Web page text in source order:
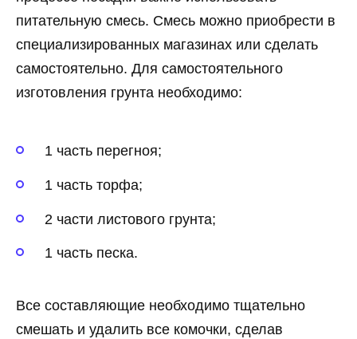
питательную смесь. Смесь можно приобрести в
специализированных магазинах или сделать
самостоятельно. Для самостоятельного
изготовления грунта необходимо:
1 часть перегноя;
1 часть торфа;
2 части листового грунта;
1 часть песка.
Все составляющие необходимо тщательно
смешать и удалить все комочки, сделав